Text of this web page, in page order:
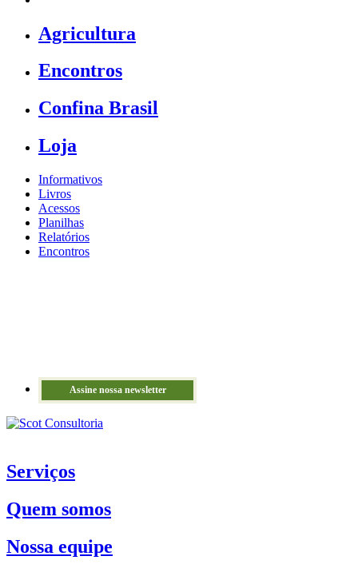
Agricultura
Encontros
Confina Brasil
Loja
Informativos
Livros
Acessos
Planilhas
Relatórios
Encontros
Assine nossa newsletter
Serviços
Quem somos
Nossa equipe